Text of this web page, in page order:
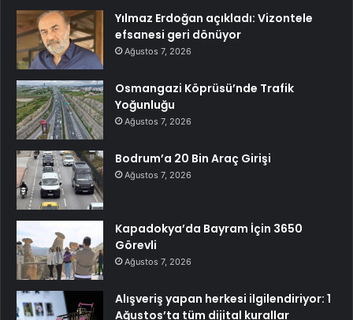
Yılmaz Erdoğan açıkladı: Vizontele
efsanesi geri dönüyor
Ağustos 7, 2026
Osmangazi Köprüsü’nde Trafik
Yoğunluğu
Ağustos 7, 2026
Bodrum’a 20 Bin Araç Girişi
Ağustos 7, 2026
Kapadokya’da Bayram İçin 3650
Görevli
Ağustos 7, 2026
Alışveriş yapan herkesi ilgilendiriyor: 1
Ağustos’ta tüm dijital kurallar